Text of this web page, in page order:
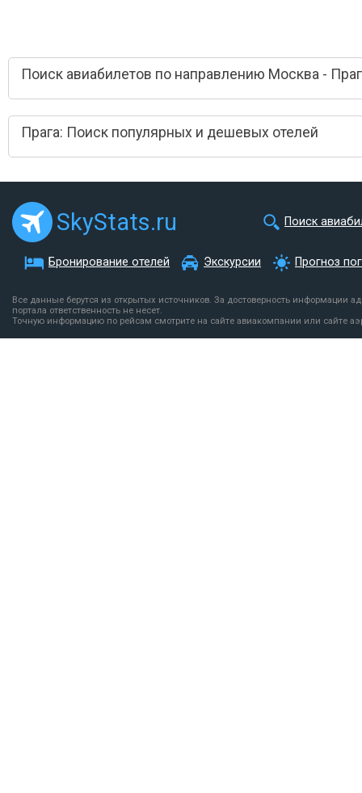
Поиск авиабилетов по направлению Москва -
Прага: Поиск популярных и дешевых отелей
SkyStats.ru Поиск
Бронирование отелей Экскурсии Прогноз
Все данные берутся из открытых источников. За достоверность информации
портала ответственность не несет.
Точную информацию по рейсам смотрите на сайте авиакомпании или сайте